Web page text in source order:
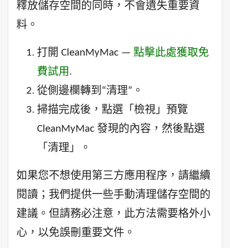
釋放儲存空間的同時，不會遺失重要資
料。
打開 CleanMyMac — 點擊此處獲取免
費試用 .
從側邊欄轉到“清理”。
掃描完成後，點選「檢視」預覽
CleanMyMac 發現的內容，然後點選
「清理」。
如果您不想使用第三方應用程序，請繼續
閱讀；我們提供一些手動清理儲存空間的
建議。但請務必注意，此方法需要格外小
心，以免誤刪重要文件。